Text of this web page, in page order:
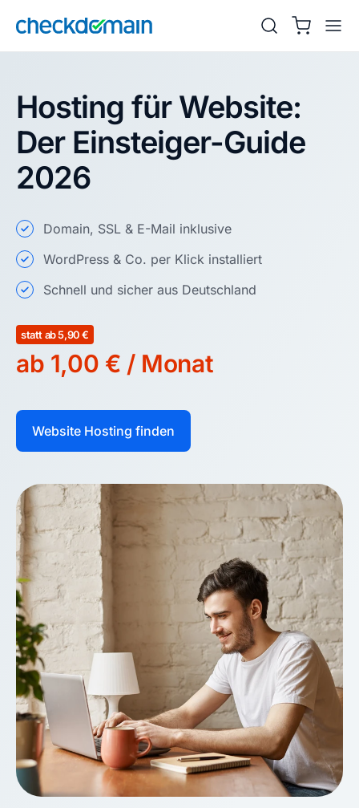
Hosting für Website:
Der Einsteiger-Guide
2026
Domain, SSL & E-Mail inklusive
WordPress & Co. per Klick installiert
Schnell und sicher aus Deutschland
statt ab 5,90 €
ab 1,00 € / Monat
Website Hosting finden